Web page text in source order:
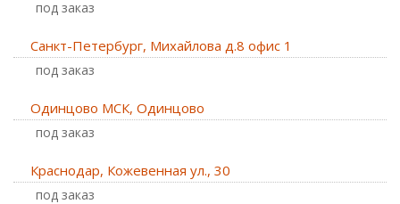
Под заказ
Санкт-Петербург, Михайлова д.8 офис 1
Под заказ
Одинцово МСК, Одинцово
Под заказ
Краснодар, Кожевенная ул., 30
Под заказ